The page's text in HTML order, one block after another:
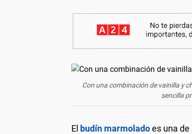
Con una combinación de vainilla y
sencilla
El budín marmoladoes una